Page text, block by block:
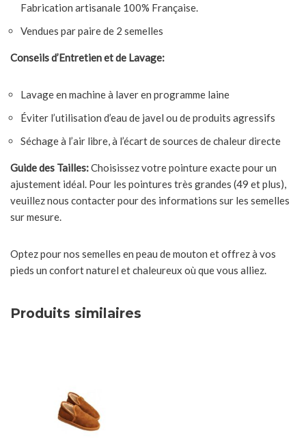
Fabrication artisanale 100% Française.
Vendues par paire de 2 semelles
Conseils d’Entretien et de Lavage:
Lavage en machine à laver en programme laine
Éviter l’utilisation d’eau de javel ou de produits agressifs
Séchage à l’air libre, à l’écart de sources de chaleur directe
Guide des Tailles:Choisissez votre pointure exacte pour un
ajustement idéal. Pour les pointures très grandes (49 et plus),
veuillez nous contacter pour des informations sur les semelles
sur mesure.
Optez pour nos semelles en peau de mouton et offrez à vos
pieds un confort naturel et chaleureux où que vous alliez.
Produits similaires